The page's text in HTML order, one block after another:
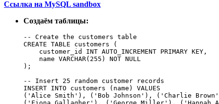
Ссылка на MySQL sandbox
Создаём таблицы:
-- Create the customers table
CREATE TABLE customers (
    customer_id INT AUTO_INCREMENT PRIMARY KEY,
    name VARCHAR(255) NOT NULL
);
-- Insert 25 random customer records
INSERT INTO customers (name) VALUES
('Alice Smith'), ('Bob Johnson'), ('Charlie